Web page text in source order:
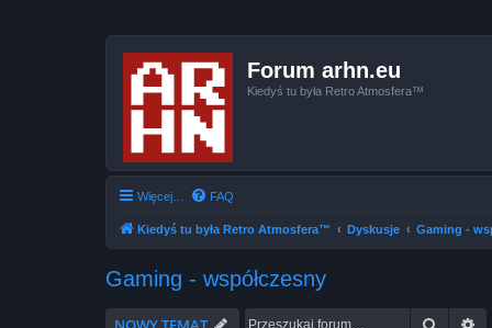
Forum arhn.eu
Kiedyś tu była Retro Atmosfera™
Więcej… FAQ
Kiedyś tu była Retro Atmosfera™ Dyskusje Gaming -
Gaming - współczesny
Szukaj